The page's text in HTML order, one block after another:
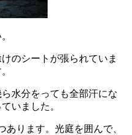
のシートが張られていま
水分をっても全部汗にな
いました。
ります。光庭を囲んで、